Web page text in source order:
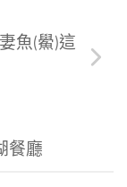
魚(鱟)這
餐廳